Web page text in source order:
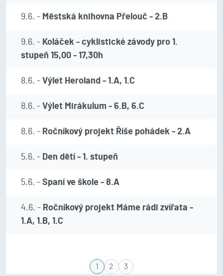
9.6. - Městská knihovna Přelouč - 2.B
9.6. - Koláček - cyklistické závody pro 1.
stupeň 15,00 - 17,30h
8.6. - Výlet Heroland - 1.A, 1.C
8.6. - Výlet Mirákulum - 6.B, 6.C
8.6. - Ročníkový projekt Říše pohádek - 2.A
5.6. - Den dětí - 1. stupeň
5.6. - Spaní ve škole - 8.A
4.6. - Ročníkový projekt Máme rádi zvířata -
1.A, 1.B, 1.C
1 2 3